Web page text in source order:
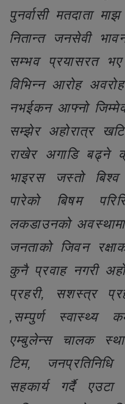
पुनर्वासी मतदाता
नितान्त जनसेवी
सम्भव प्रयासरत भए
विभिन्न आरोह
नभईकन आफ्नो
सम्झेर अहोरात्र
राखेर अगाडि बढ्ने
भाइरस जस्तो
पारेको बिषम
लकडाउनको
जनताको जिवन
कुनै प्रवाह नगरी
प्रहरी, सशस्त्र
,सम्पुर्ण स्वास्थ्य
एम्बुलेन्स चालक
टिम,
सहकार्य गर्दै